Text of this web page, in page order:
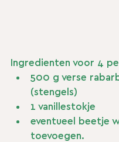
Ingredienten voor 4
500 g verse
(stengels)
1 vanillestokje
eventueel beetje
toevoegen.